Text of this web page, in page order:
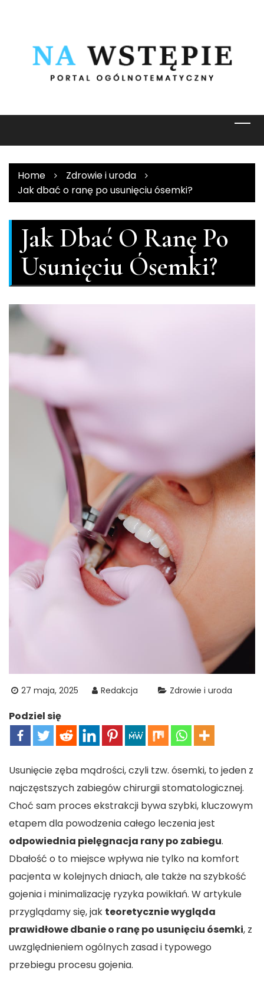
Home
Zdrowie i uroda
Jak dbać o ranę po usunięciu ósemki?
Jak Dbać O Ranę Po
Usunięciu Ósemki?
27 maja, 2025 Redakcja Zdrowie i uroda
Podziel się
Usunięcie zęba mądrości, czyli tzw. ósemki, to jeden z
najczęstszych zabiegów chirurgii stomatologicznej.
Choć sam proces ekstrakcji bywa szybki, kluczowym
etapem dla powodzenia całego leczenia jest
odpowiednia pielęgnacja rany po zabiegu.
Dbałość o to miejsce wpływa nie tylko na komfort
pacjenta w kolejnych dniach, ale także na szybkość
gojenia i minimalizację ryzyka powikłań. W artykule
przyglądamy się, jak teoretycznie wygląda
prawidłowe dbanie o ranę po usunięciu ósemki, z
uwzględnieniem ogólnych zasad i typowego
przebiegu procesu gojenia.